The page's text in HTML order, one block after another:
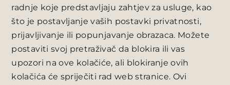
radnje koje predstavljaju zahtjev za usluge, kao
što je postavljanje vaših postavki privatnosti,
prijavljivanje ili popunjavanje obrazaca. Možete
postaviti svoj pretraživač da blokira ili vas
upozori na ove kolačiće, ali blokiranje ovih
kolačića će spriječiti rad web stranice. Ovi